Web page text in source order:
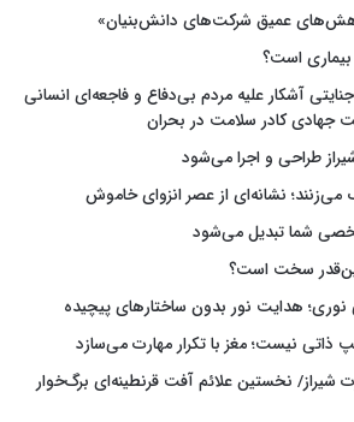
عمیق شرکت‌های دانش‌بنیان»
بیماری است؟
آشکار علیه مردم بی‌دفاع و فاجعه‌ای انسانی
جهادی کادر سلامت در بحران
طراحی و اجرا می‌شود
می‌زنند؛ نشانه‌ای از عصر انزوای خاموش
شما تبدیل می‌شود
سخت است؟
نوری؛ هدایت نور بدون ساختارهای پیچیده
نیست؛ مغز با تکرار مهارت می‌سازد
شیراز/ نخستین علائم آفت قرنطینه‌ای برگ‌خوار